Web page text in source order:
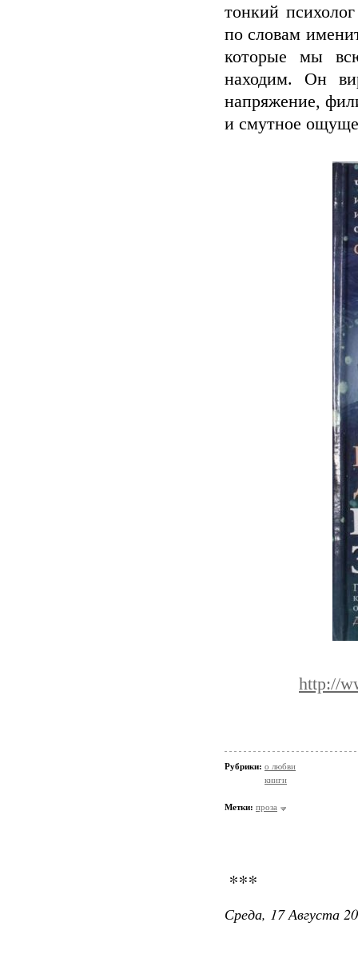
тонкий
по словам
которые мы
находим. Он
напряжение,
и смутное
http://
Рубрики: о любви
книги
Метки: проза
***
Среда, 17 Августа